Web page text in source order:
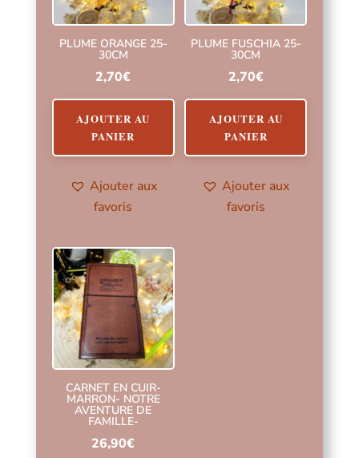
PLUME ORANGE 25-
30CM
2,70€
AJOUTER AU
PANIER
Ajouter aux
favoris
PLUME FUSCHIA 25-
30CM
2,70€
AJOUTER AU
PANIER
Ajouter aux
favoris
CARNET EN CUIR-
MARRON- NOTRE
AVENTURE DE
FAMILLE-
26,90€